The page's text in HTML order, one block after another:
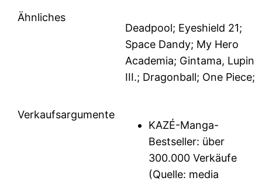
Ähnliches
Deadpool; Eyeshield 21;
Space Dandy; My Hero
Academia; Gintama, Lupin
III.; Dragonball; One Piece;
Verkaufsargumente
KAZÉ-Manga-
Bestseller: über
300.000 Verkäufe
(Quelle: media